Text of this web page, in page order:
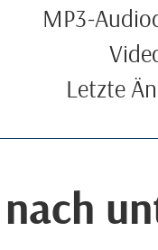
MP3
Letzte